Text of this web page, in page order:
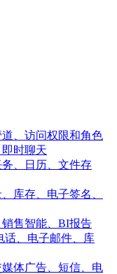
、访问权限和角色
时聊天
、日历、文件存
库存、电子签名、
售智能、BI报告
话、电子邮件、库
体广告、短信、电